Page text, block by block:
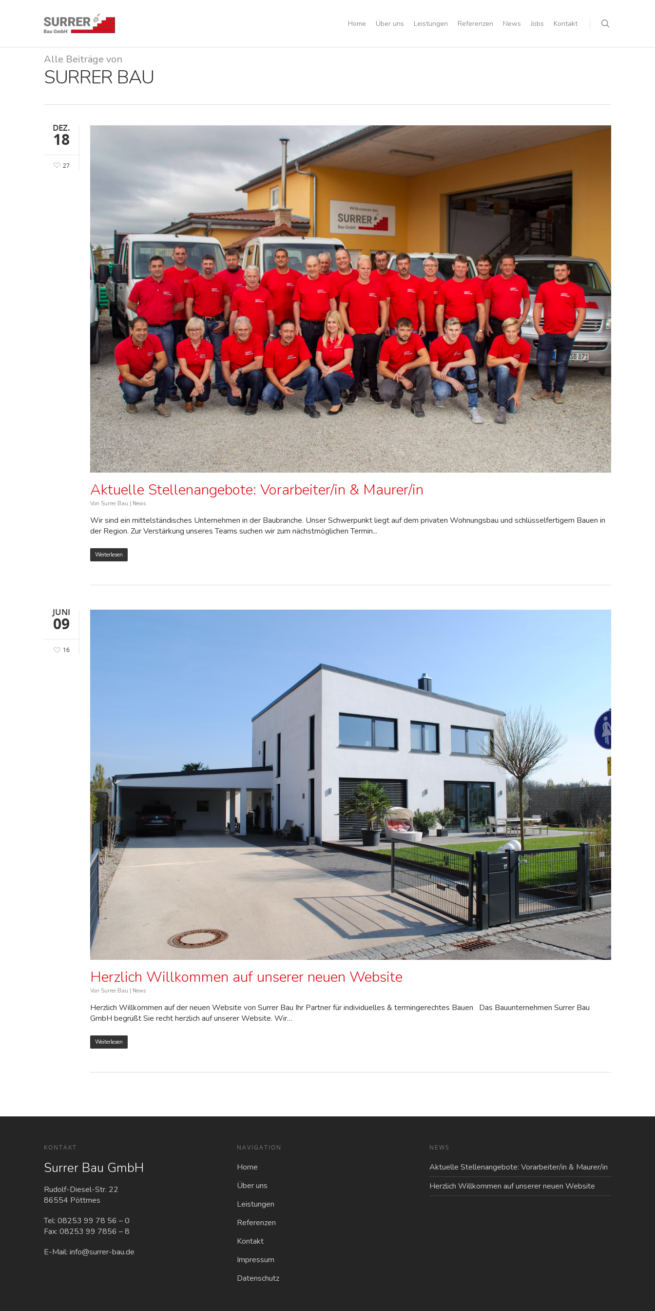
Home Über uns Leistungen Referenzen News Jobs Kontakt
Alle Beiträge von
SURRER BAU
DEZ.
18
27
Aktuelle Stellenangebote: Vorarbeiter/in & Maurer/in
Von Surrer Bau News
Wir sind ein mittelständisches Unternehmen in der Baubranche. Unser Schwerpunkt liegt auf dem privaten Wohnungsbau und schlüsselfertigem Bauen in
der Region. Zur Verstärkung unseres Teams suchen wir zum nächstmöglichen Termin...
Weiterlesen
JUNI
09
16
Herzlich Willkommen auf unserer neuen Website
Von Surrer Bau News
Herzlich Willkommen auf der neuen Website von Surrer Bau Ihr Partner für individuelles & termingerechtes Bauen Das Bauunternehmen Surrer Bau
GmbH begrüßt Sie recht herzlich auf unserer Website. Wir…
Weiterlesen
KONTAKT
Surrer Bau GmbH
Rudolf-Diesel-Str. 22
86554 Pöttmes
Tel: 08253 99 78 56 – 0
Fax: 08253 99 7856 – 8
E-Mail: info@surrer-bau.de
NAVIGATION
Home
Über uns
Leistungen
Referenzen
Kontakt
Impressum
Datenschutz
NEWS
Aktuelle Stellenangebote: Vorarbeiter/in & Maurer/in
Herzlich Willkommen auf unserer neuen Website